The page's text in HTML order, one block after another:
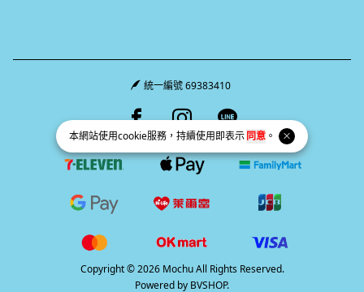
本網站使用cookie服務，持續使用即表示同意 。
統一編號 69383410
Facebook page
Instagram page
Line page
Copyright © 2026 Mochu All Rights Reserved.
Powered by BVSHOP.